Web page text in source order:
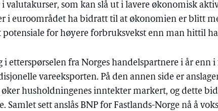
valutakurser, som kan slå ut i lavere økonomisk
i euroområdet ha bidratt til at økonomien er blitt
potensiale for høyere forbruksvekst enn man hittil
i etterspørselen fra Norges handelspartnere i år
vareeksporten. På den annen side er
husholdningenes inntekter markert, og dette
Samlet sett anslås BNP for Fastlands-Norge nå å